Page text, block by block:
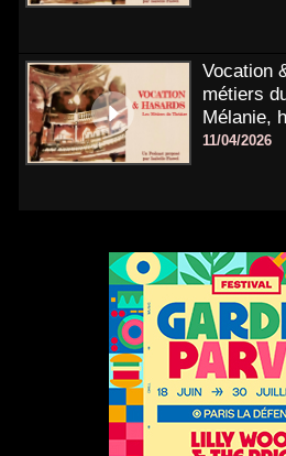
Vocation
métiers
Mélanie,
11/04/2026